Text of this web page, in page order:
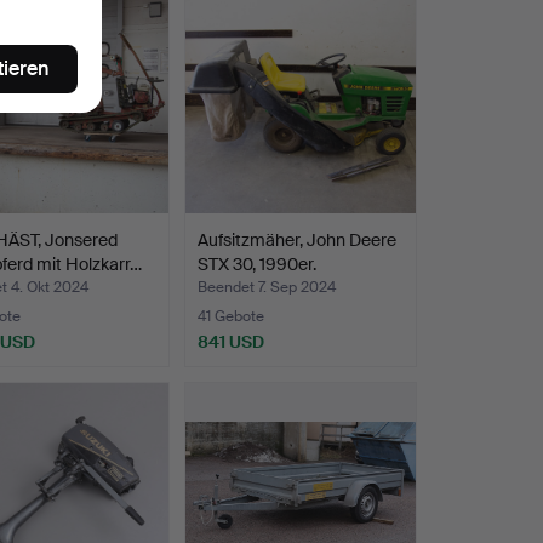
Jonsered
mit Holzkarr…
4. Okt 2024
Aufsitzmäher, John Deere
STX 30, 1990er.
Beendet 7. Sep 2024
41 Gebote
841 USD